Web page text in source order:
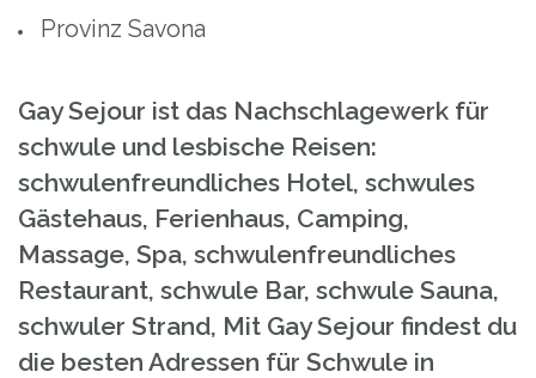
Provinz Savona
Gay Sejour ist das Nachschlagewerk für
schwule und lesbische Reisen:
schwulenfreundliches Hotel, schwules
Gästehaus, Ferienhaus, Camping,
Massage, Spa, schwulenfreundliches
Restaurant, schwule Bar, schwule Sauna,
schwuler Strand, Mit Gay Sejour findest du
die besten Adressen für Schwule in